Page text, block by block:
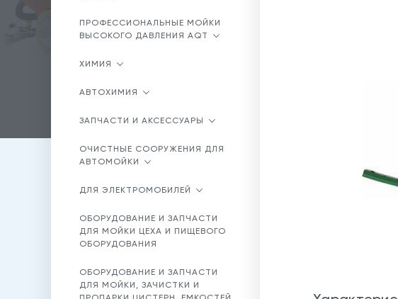
ПРОФЕССИОНАЛЬНЫЕ МОЙКИ
ВЫСОКОГО ДАВЛЕНИЯ AQT
ХИМИЯ
АВТОХИМИЯ
ЗАПЧАСТИ И АКСЕССУАРЫ
ОЧИСТНЫЕ СООРУЖЕНИЯ ДЛЯ
АВТОМОЙКИ
ДЛЯ ЭЛЕКТРОМОБИЛЕЙ
ОБОРУДОВАНИЕ И ЗАПЧАСТИ
ДЛЯ МОЙКИ ЦЕХА И ПИЩЕВОГО
ОБОРУДОВАНИЯ
ОБОРУДОВАНИЕ И ЗАПЧАСТИ
ДЛЯ МОЙКИ, ЗАЧИСТКИ И